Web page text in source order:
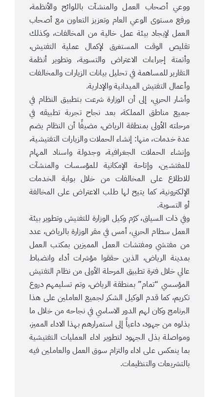
ووعي أصحاب العمل والمنشآت باللوائح والأنظمة،
ورفع مستوى الوعي العام وتعزيز التعاون مع أصحاب
العمل لإيجاد بيئة عمل خالية من المخالفات، وكذلك
تقليص الوقت المستغرق لإكمال عملية التفتيش،
وأتمتة إجراءات الاعتراض والتسوية، وتطوير أنظمة
التقارير للمساهمة في تحليل بيانات الزيارات والمخالفات
وأعمال التفتيش الميدانية والإدارية.
وأشار الحربي، إلى أن الوزارة شرعت بتطبيق النظام في
جميع مناطق المملكة، بعد نجاح تجربة تطبيقه في
مرحلته الأولى بمنطقة الرياض، مضيفًا أن النظام يضم
عدة خدمات، منها: إنشاء الحملات والزيارات التفتيشية،
وإنشاء الحملات الجغرافية، وجدولة واسناد المهام
للمفتشين، وإتاحة الإمكانية للمؤسسات والمنشآت
للاطلاع على المخالفات من خلال بوابة الخدمات
الإلكترونية، كما يتيح لها طلب الاعتراض على المخالفة
أو التسوية.
وفي ذات السياق، كرّم وكيل الوزارة للتفتيش وتطوير بيئة
العمل سطام الحربي، أمس في مقر الوزارة بالرياض، عدد
من مفتشي ومفتشات العمل المميزين بمكتب العمل
بمدينة الرياض، الذين حققوا مؤشرات أداء وانضباط
عالي خلال فترة تطبيق المرحلة الأولى من نظام التفتيش
المؤسسي “تمام” بمنطقة الرياض، وتم تسليمهم دروع
تكريم، كما قدم الوكيل الشكر لجميع العاملين على هذا
البرنامج وكان لهم الدور الاساسي في نجاحه من خلال ما
بذلوه من جهود، داعياً إلى استمرارهم بهذا الاداء المميز،
ومواصلة بذل الجهود لتطوير اداء العمليات التفتيشية
بما ينعكس على اداء والتزام سوق العمل والعاملين فيه
بالتشريعات والتنظيمات.